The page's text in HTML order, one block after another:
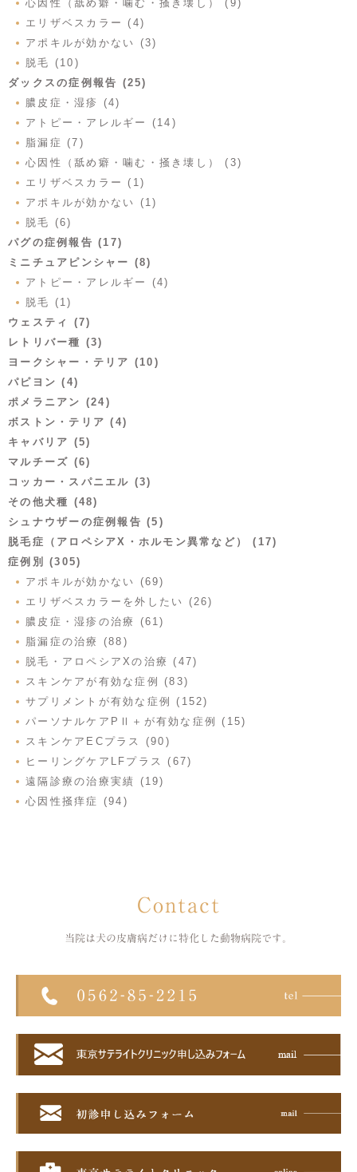
心因性（舐め癖・噛む・掻き壊し） (9)
エリザベスカラー (4)
アポキルが効かない (3)
脱毛 (10)
ダックスの症例報告 (25)
膿皮症・湿疹 (4)
アトピー・アレルギー (14)
脂漏症 (7)
心因性（舐め癖・噛む・掻き壊し） (3)
エリザベスカラー (1)
アポキルが効かない (1)
脱毛 (6)
パグの症例報告 (17)
ミニチュアピンシャー (8)
アトピー・アレルギー (4)
脱毛 (1)
ウェスティ (7)
レトリバー種 (3)
ヨークシャー・テリア (10)
パピヨン (4)
ポメラニアン (24)
ボストン・テリア (4)
キャバリア (5)
マルチーズ (6)
コッカー・スパニエル (3)
その他犬種 (48)
シュナウザーの症例報告 (5)
脱毛症（アロペシアX・ホルモン異常など） (17)
症例別 (305)
アポキルが効かない (69)
エリザベスカラーを外したい (26)
膿皮症・湿疹の治療 (61)
脂漏症の治療 (88)
脱毛・アロペシアXの治療 (47)
スキンケアが有効な症例 (83)
サプリメントが有効な症例 (152)
パーソナルケアPⅡ＋が有効な症例 (15)
スキンケアECプラス (90)
ヒーリングケアLFプラス (67)
遠隔診療の治療実績 (19)
心因性掻痒症 (94)
Contact
当院は犬の皮膚病だけに特化した 動物病院です。